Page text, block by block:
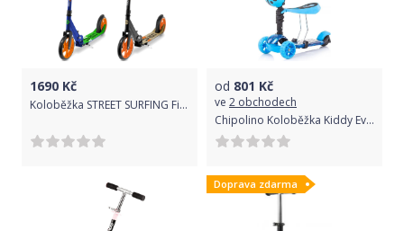
1690 Kč
Koloběžka STREET SURFING Fizz Urban 200
od 801 Kč
ve 2 obchodech
Chipolino Koloběžka Kiddy Evo 2v1 Space
Doprava zdarma